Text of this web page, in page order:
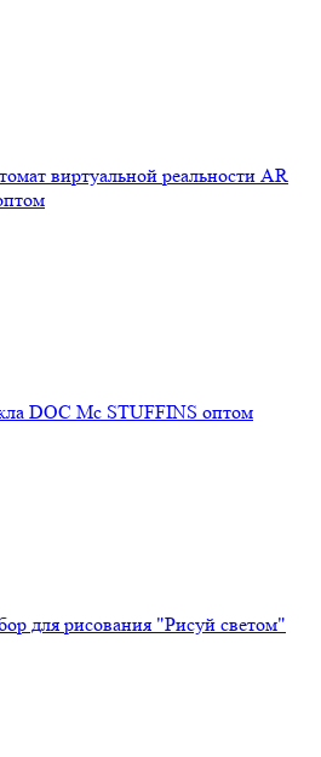
виртуальной реальности AR
DOC Mc STUFFINS оптом
для рисования "Рисуй светом"